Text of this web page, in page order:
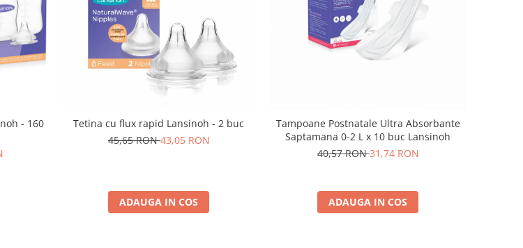
- 160
Tetina cu flux rapid Lansinoh - 2 buc
45,65 RON43,05 RON
ADAUGA IN COS
Tampoane Postnatale Ultra Absorbante
Saptamana 0-2 L x 10 buc Lansinoh
40,57 RON31,74 RON
ADAUGA IN COS